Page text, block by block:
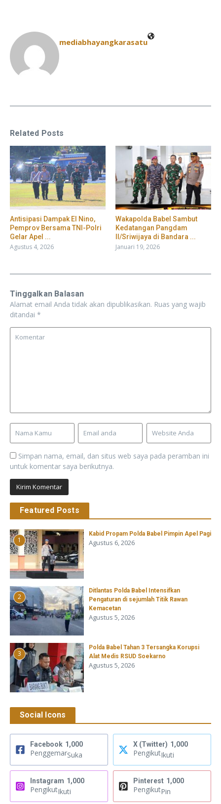
mediabhayangkarasatu
Related Posts
​Antisipasi Dampak El Nino,
Pemprov Bersama TNI-Polri
Gelar Apel ...
Agustus 4, 2026
Wakapolda Babel Sambut
Kedatangan Pangdam
II/Sriwijaya di Bandara ...
Januari 19, 2026
Tinggalkan Balasan
Alamat email Anda tidak akan dipublikasikan. Ruas yang wajib
ditandai *
Simpan nama, email, dan situs web saya pada peramban ini
untuk komentar saya berikutnya.
Featured Posts
1
Kabid Propam Polda Babel Pimpin Apel Pagi
Agustus 6, 2026
2
Ditlantas Polda Babel Intensifkan
Pengaturan di sejumlah Titik Rawan
Kemacetan
Agustus 5, 2026
3
Polda Babel Tahan 3 Tersangka Korupsi
Alat Medis RSUD Soekarno
Agustus 5, 2026
Social Icons
Facebook 1,000
PenggemarSuka
X (Twitter) 1,000
PengikutIkuti
Instagram 1,000
PengikutIkuti
Pinterest 1,000
PengikutPin